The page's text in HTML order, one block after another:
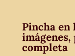
Pincha en
completa